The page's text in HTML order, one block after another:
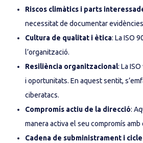
Riscos climàtics i parts
necessitat de documentar
Cultura de qualitat i ètica: La ISO
l’organització.
Resiliència organitzacional: La
i oportunitats. En aquest sentit,
ciberatacs.
Compromís actiu de la direcció:
manera activa el seu compromís
Cadena de subministrament i